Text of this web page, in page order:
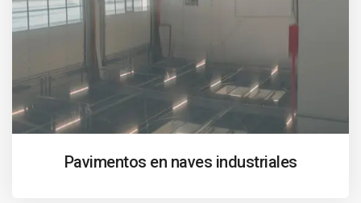
Pavimentos en naves industriales